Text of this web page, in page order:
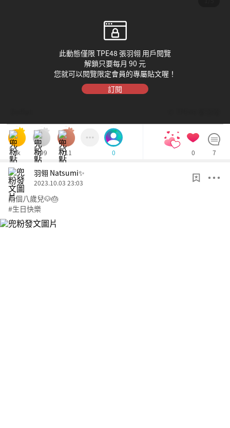
此動態僅限 TPE48 張羽翎 用戶閱覽
解鎖只要每月 90 元
您就可以閱覽限定會員的專屬貼文喔！
訂閱
8k 999 711 0 0 7
羽翎 Natsumi✨
2023.10.03 23:03
兩個八歲兒🐶🎂
#生日快樂